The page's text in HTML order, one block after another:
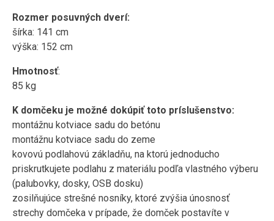
Rozmer posuvných dverí:
šírka: 141 cm
výška: 152 cm
Hmotnosť:
85 kg
K domčeku je možné dokúpiť toto príslušenstvo:
montážnu kotviace sadu do betónu
montážnu kotviace sadu do zeme
kovovú podlahovú základňu, na ktorú jednoducho
priskrutkujete podlahu z materiálu podľa vlastného výberu
(palubovky, dosky, OSB dosku)
zosilňujúce strešné nosníky, ktoré zvýšia únosnosť
strechy domčeka v prípade, že domček postavíte v